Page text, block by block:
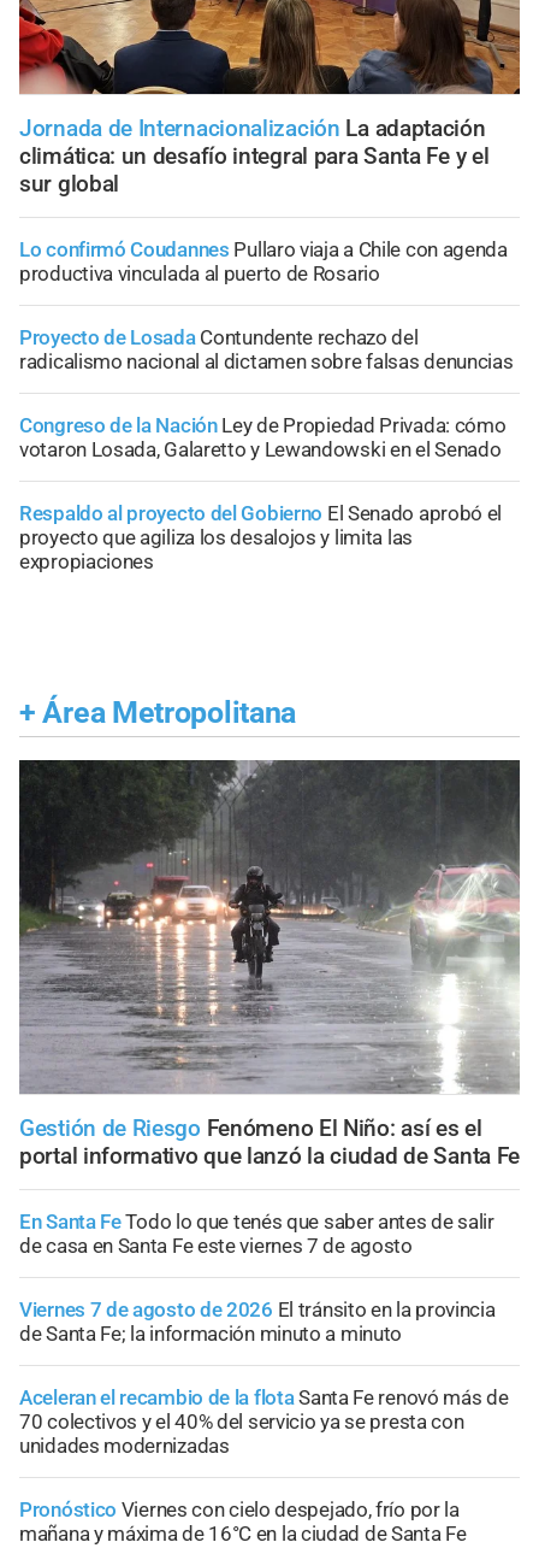
Jornada de Internacionalización La adaptación
climática: un desafío integral para Santa Fe y el
sur global
Lo confirmó Coudannes Pullaro viaja a Chile con agenda
productiva vinculada al puerto de Rosario
Proyecto de Losada Contundente rechazo del
radicalismo nacional al dictamen sobre falsas denuncias
Congreso de la Nación Ley de Propiedad Privada: cómo
votaron Losada, Galaretto y Lewandowski en el Senado
Respaldo al proyecto del Gobierno El Senado aprobó el
proyecto que agiliza los desalojos y limita las
expropiaciones
+ Área Metropolitana
Gestión de Riesgo Fenómeno El Niño: así es el
portal informativo que lanzó la ciudad de Santa Fe
En Santa FeTodo lo que tenés que saber antes de salir
de casa en Santa Fe este viernes 7 de agosto
Viernes 7 de agosto de 2026 El tránsito en la provincia
de Santa Fe; la información minuto a minuto
Aceleran el recambio de la flotaSanta Fe renovó más de
70 colectivos y el 40% del servicio ya se presta con
unidades modernizadas
Pronóstico Viernes con cielo despejado, frío por la
mañana y máxima de 16°C en la ciudad de Santa Fe